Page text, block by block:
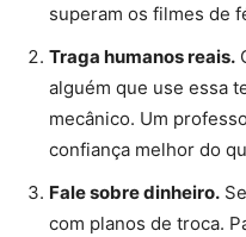
superam os filmes de
Traga humanos reais.
alguém que use essa
mecânico. Um
confiança melhor do
Fale sobre dinheiro.
com planos de troca.